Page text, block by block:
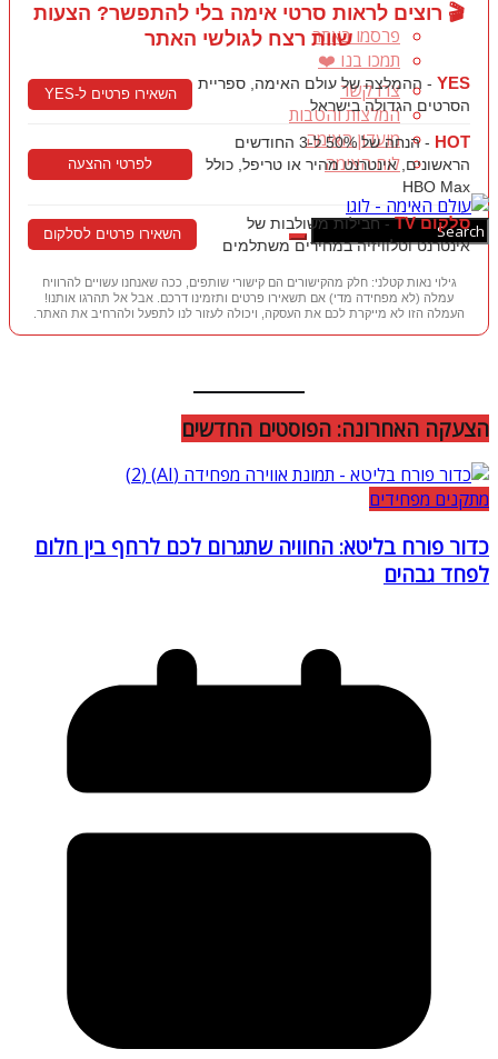
פרסמו באתר
תמכו בנו ❤️
צרו קשר
המלצות והטבות
מועדון האימה
לוח האימה
🎬 רוצים לראות סרטי אימה בלי להתפשר? הצעות
שוות רצח לגולשי האתר
YES - ההמלצה של עולם האימה, ספריית
הסרטים הגדולה בישראל
השאירו פרטים ל-YES
HOT
- הנחה של 50% ל-3 החודשים
הראשונים, אינטרנט מהיר או טריפל, כולל
HBO Max
לפרטי ההצעה
סלקום TV
- חבילות משולבות של
אינטרנט וטלוויזיה במחירים משתלמים
השאירו פרטים לסלקום
גילוי נאות קטלני: חלק מהקישורים הם קישורי שותפים, ככה שאנחנו עשויים להרוויח
עמלה (לא מפחידה מדי) אם תשאירו פרטים ותזמינו דרכם. אבל אל תהרגו אותנו!
העמלה הזו לא מייקרת לכם את העסקה, ויכולה לעזור לנו לתפעל ולהרחיב את האתר.
הצעקה האחרונה: הפוסטים החדשים
מתקנים מפחידים
כדור פורח בליטא: החוויה שתגרום לכם לרחף בין חלום
לפחד גבהים